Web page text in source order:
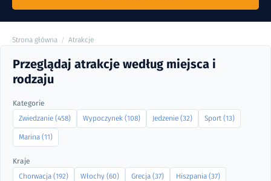
Strona główna / Atrakcje
Przeglądaj atrakcje według miejsca i
rodzaju
Kategorie
Zwiedzanie (458)
Wypoczynek (108) Jedzenie (32) Sport (13)
Marina (11)
Kraje
Chorwacja (192)
Włochy (60) Grecja (37) Hiszpania (37)